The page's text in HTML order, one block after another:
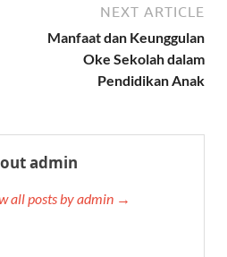
NEXT ARTICLE
Manfaat dan Keunggulan
Oke Sekolah dalam
Pendidikan Anak
admin
all posts by admin →